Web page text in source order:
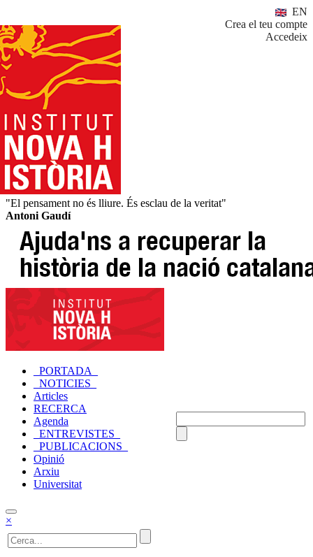
EN
Crea el teu compte
Accedeix
"El pensament no és lliure. És esclau de la veritat"
Antoni Gaudí
_PORTADA_
_NOTICIES_
Articles
RECERCA
Agenda
_ENTREVISTES_
_PUBLICACIONS_
Opinió
Arxiu
Universitat
×